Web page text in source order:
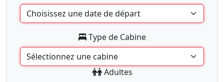
Type de Cabine
Adultes